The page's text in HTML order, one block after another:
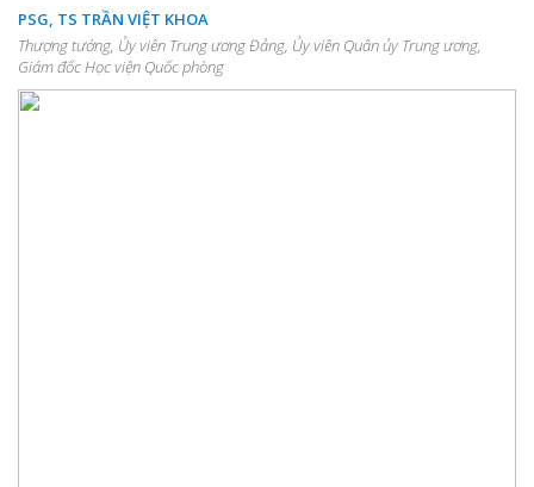
PSG, TS TRẦN VIỆT KHOA
Thượng tướng, Ủy viên Trung ương Đảng, Ủy viên Quân ủy Trung ương,
Giám đốc Học viện Quốc phòng